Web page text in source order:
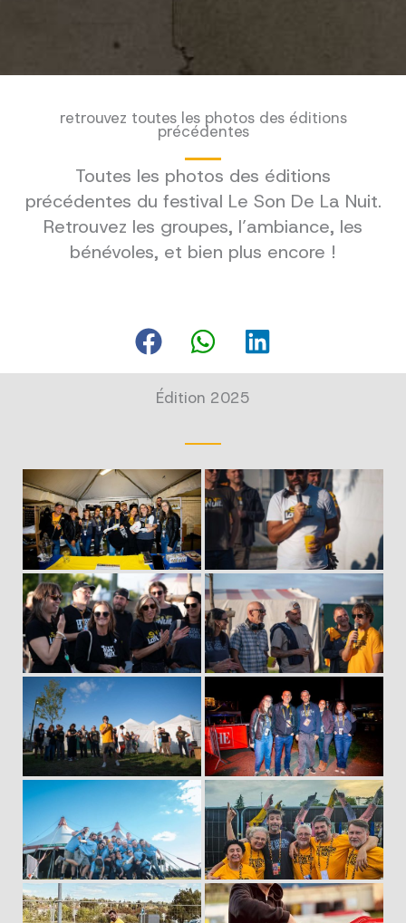
retrouvez toutes les photos des éditions
précédentes
Toutes les photos des éditions
précédentes du festival Le Son De La Nuit.
Retrouvez les groupes, l’ambiance, les
bénévoles, et bien plus encore !
Édition 2025